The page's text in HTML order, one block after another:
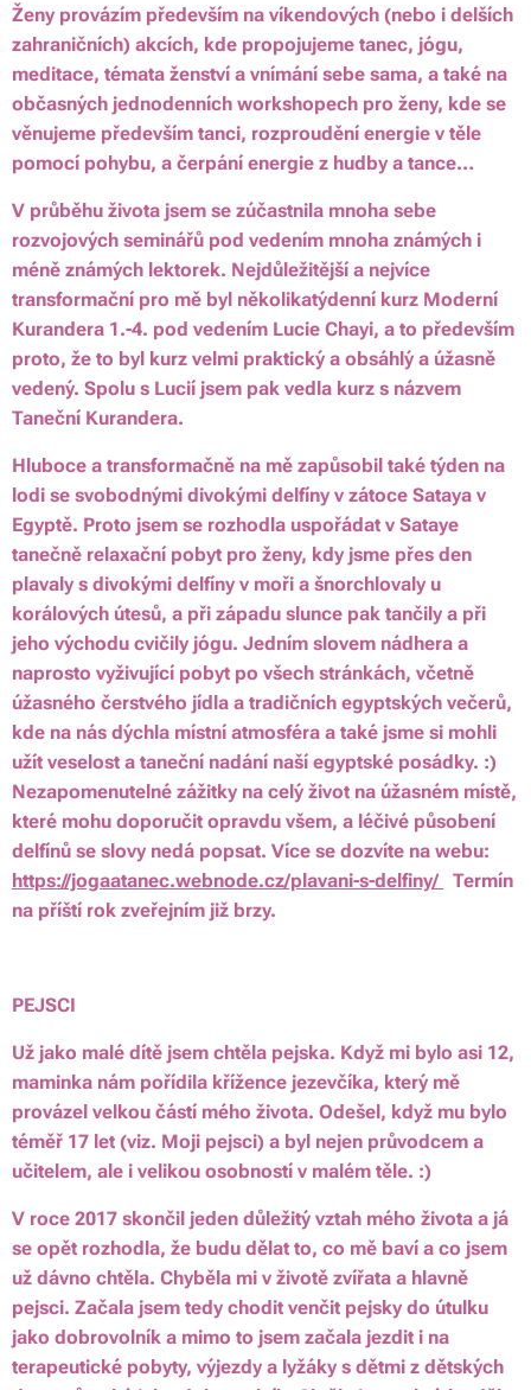
Ženy provázím především na víkendových (nebo i delších
zahraničních) akcích, kde propojujeme tanec, jógu,
meditace, témata ženství a vnímání sebe sama, a také na
občasných jednodenních workshopech pro ženy, kde se
věnujeme především tanci, rozproudění energie v těle
pomocí pohybu, a čerpání energie z hudby a tance…
V průběhu života jsem se zúčastnila mnoha sebe
rozvojových seminářů pod vedením mnoha známých i
méně známých lektorek. Nejdůležitější a nejvíce
transformační pro mě byl několikatýdenní kurz Moderní
Kurandera 1.-4. pod vedením Lucie Chayi, a to především
proto, že to byl kurz velmi praktický a obsáhlý a úžasně
vedený. Spolu s Lucií jsem pak vedla kurz s názvem
Taneční Kurandera.
Hluboce a transformačně na mě zapůsobil také týden na
lodi se svobodnými divokými delfíny v zátoce Sataya v
Egyptě. Proto jsem se rozhodla uspořádat v Sataye
tanečně relaxační pobyt pro ženy, kdy jsme přes den
plavaly s divokými delfíny v moři a šnorchlovaly u
korálových útesů, a při západu slunce pak tančily a při
jeho východu cvičily jógu. Jedním slovem nádhera a
naprosto vyživující pobyt po všech stránkách, včetně
úžasného čerstvého jídla a tradičních egyptských večerů,
kde na nás dýchla místní atmosféra a také jsme si mohli
užít veselost a taneční nadání naší egyptské posádky. :)
Nezapomenutelné zážitky na celý život na úžasném místě,
které mohu doporučit opravdu všem, a léčivé působení
delfínů se slovy nedá popsat. Více se dozvíte na webu:
https://jogaatanec.webnode.cz/plavani-s-delfiny/
Termín
na příští rok zveřejním již brzy.
PEJSCI
Už jako malé dítě jsem chtěla pejska. Když mi bylo asi 12,
maminka nám pořídila křížence jezevčíka, který mě
provázel velkou částí mého života. Odešel, když mu bylo
téměř 17 let (viz. Moji pejsci) a byl nejen průvodcem a
učitelem, ale i velikou osobností v malém těle. :)
V roce 2017 skončil jeden důležitý vztah mého života a já
se opět rozhodla, že budu dělat to, co mě baví a co jsem
už dávno chtěla. Chyběla mi v životě zvířata a hlavně
pejsci. Začala jsem tedy chodit venčit pejsky do útulku
jako dobrovolník a mimo to jsem začala jezdit i na
terapeutické pobyty, výjezdy a lyžáky s dětmi z dětských